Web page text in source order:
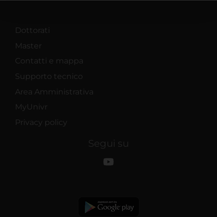
Dottorati
Master
Contatti e mappa
Supporto tecnico
Area Amministrativa
MyUnivr
Privacy policy
Segui su